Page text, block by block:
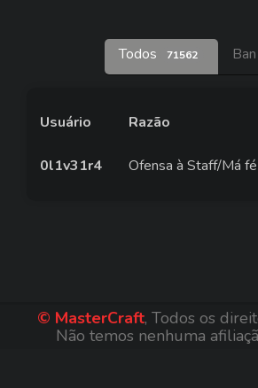
Todos 71562 Ban
Usuário Razão
0l1v31r4 Ofensa à Staff/Má
© MasterCraft, Todos os
Não temos nenhuma